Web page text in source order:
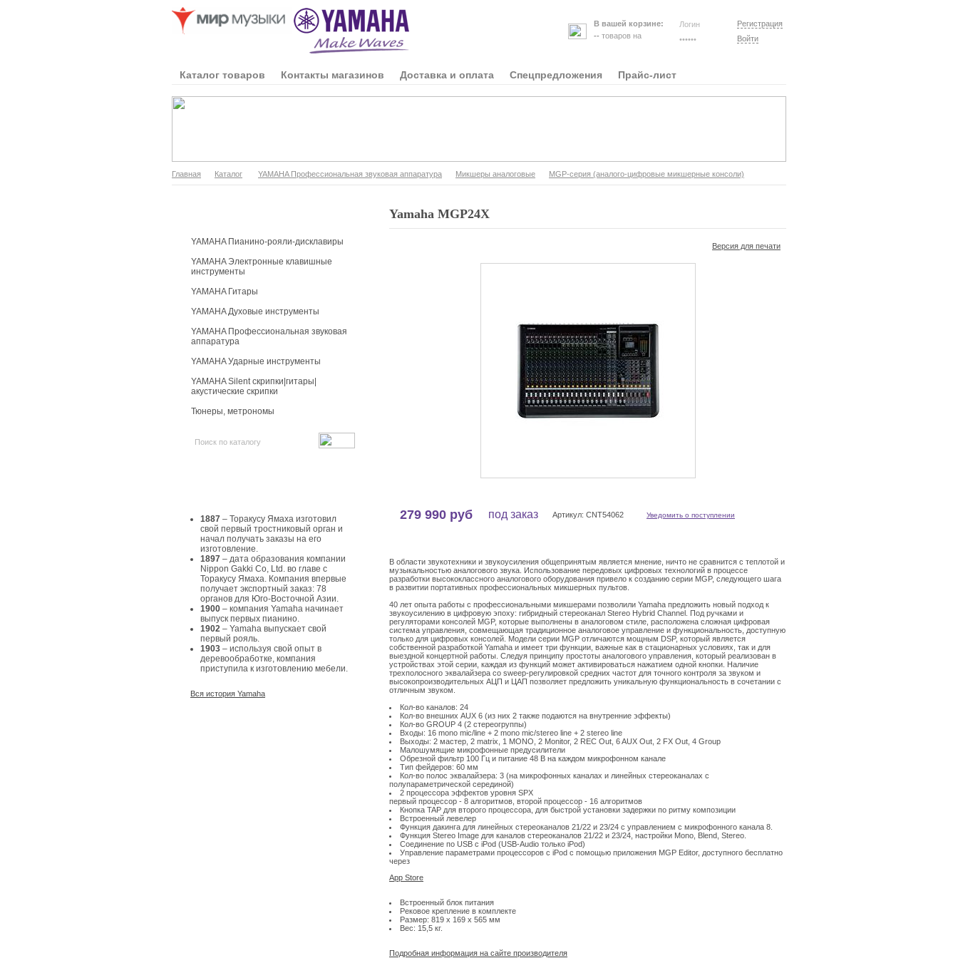
В вашей корзине:
-- товаров на
Регистрация
Войти
Каталог товаров Контакты магазинов Доставка и оплата Спецпредложения Прайс-лист
Главная Каталог YAMAHA Профессиональная звуковая аппаратура Микшеры аналоговые MGP-серия (аналого-цифровые микшерные консоли)
YAMAHA Пианино-рояли-дисклавиры
YAMAHA Электронные клавишные
инструменты
YAMAHA Гитары
YAMAHA Духовые инструменты
YAMAHA Профессиональная звуковая
аппаратура
YAMAHA Ударные инструменты
YAMAHA Silent скрипки|гитары|
акустические скрипки
Тюнеры, метрономы
1887 – Торакусу Ямаха изготовил
свой первый тростниковый орган и
начал получать заказы на его
изготовление.
1897 – дата образования компании
Nippon Gakki Co, Ltd. во главе с
Торакусу Ямаха. Компания впервые
получает экспортный заказ: 78
органов для Юго-Восточной Азии.
1900 – компания Yamaha начинает
выпуск первых пианино.
1902 – Yamaha выпускает свой
первый рояль.
1903 – используя свой опыт в
деревообработке, компания
приступила к изготовлению мебели.
Вся история Yamaha
Yamaha MGP24X
Версия для печати
279 990 руб под заказ Артикул: CNT54062 Уведомить о поступлении
В области звукотехники и звукоусиления общепринятым является мнение, ничто не сравнится с теплотой и
музыкальностью аналогового звука. Использование передовых цифровых технологий в процессе
разработки высококлассного аналогового оборудования привело к созданию серии MGP, следующего шага
в развитии портативных профессиональных микшерных пультов.
40 лет опыта работы с профессиональными микшерами позволили Yamaha предложить новый подход к
звукоусилению в цифровую эпоху: гибридный стереоканал Stereo Hybrid Channel. Под ручками и
регуляторами консолей MGP, которые выполнены в аналоговом стиле, расположена сложная цифровая
система управления, совмещающая традиционное аналоговое управление и функциональность, доступную
только для цифровых консолей. Модели серии MGP отличаются мощным DSP, который является
собственной разработкой Yamaha и имеет три функции, важные как в стационарных условиях, так и для
выездной концертной работы. Следуя принципу простоты аналогового управления, который реализован в
устройствах этой серии, каждая из функций может активироваться нажатием одной кнопки. Наличие
трехполосного эквалайзера со sweep-регулировкой средних частот для точного контроля за звуком и
высокопроизводительных АЦП и ЦАП позволяет предложить уникальную функциональность в сочетании с
отличным звуком.
Кол-во каналов: 24
Кол-во внешних AUX 6 (из них 2 также подаются на внутренние эффекты)
Кол-во GROUP 4 (2 стереогруппы)
Входы: 16 mono mic/line + 2 mono mic/stereo line + 2 stereo line
Выходы: 2 мастер, 2 matrix, 1 MONO, 2 Monitor, 2 REC Out, 6 AUX Out, 2 FX Out, 4 Group
Малошумящие микрофонные предусилители
Обрезной фильтр 100 Гц и питание 48 B на каждом микрофонном канале
Тип фейдеров: 60 мм
Кол-во полос эквалайзера: 3 (на микрофонных каналах и линейных стереоканалах с
полупараметрической серединой)
2 процессора эффектов уровня SPX
первый процессор - 8 алгоритмов, второй процессор - 16 алгоритмов
Кнопка TAP для второго процессора, для быстрой установки задержки по ритму композиции
Встроенный левелер
Функция дакинга для линейных стереоканалов 21/22 и 23/24 с управлением с микрофонного канала 8.
Функция Stereo Image для каналов стереоканалов 21/22 и 23/24, настройки Mono, Blend, Stereo.
Соединение по USB с iPod (USB-Audio только iPod)
Управление параметрами процессоров с iPod с помощью приложения MGP Editor, доступного бесплатно
через
App Store
Встроенный блок питания
Рековое крепление в комплекте
Размер: 819 х 169 x 565 мм
Вес: 15,5 кг.
Подробная информация на сайте производителя